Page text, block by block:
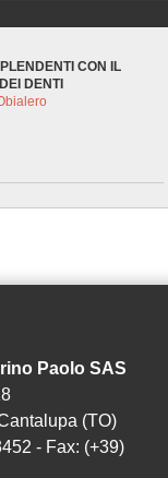
CON IL
DENTI
Paolo SAS
(TO)
- Fax: (+39)